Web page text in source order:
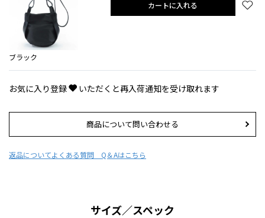
ブラック
カートに入れる
お気に入り登録 いただくと再入荷通知を受け取れます
商品について問い合わせる
返品についてよくある質問 Q＆Aはこちら
サイズ／スペック